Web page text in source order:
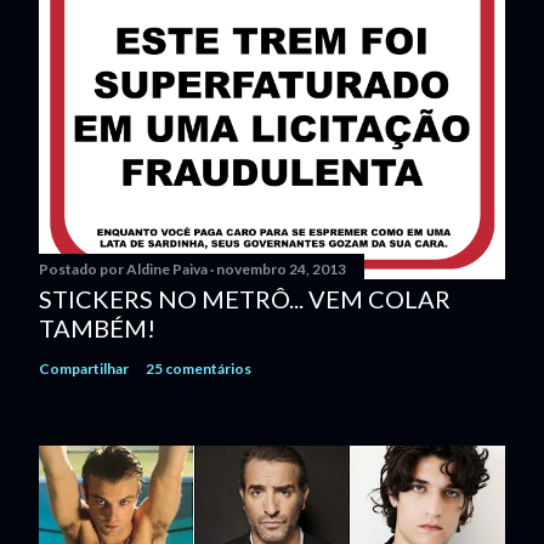
o
Postado porAldine Paiva novembro 24, 2013
STICKERS NO METRÔ... VEM COLAR
TAMBÉM!
Compartilhar 25 comentários